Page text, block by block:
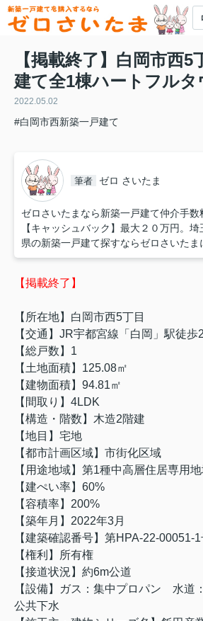
【掲載終了】白岡市西5
建て全1棟ハートフルタ
2022.05.02
#白岡市西新築一戸建て
筆者 ゼロ さいたま
ゼロさいたまなら新築一戸建て仲介手数
【キャッシュバック】最大２０万円。
県の新築一戸建て探すならゼロさいたま
【掲載終了】
【所在地】白岡市西5丁目
【交通】 JR宇都宮線「白岡」駅徒歩
【総戸数】1
【土地面積】125.08㎡
【建物面積】94.81㎡
【間取り】4LDK
【構造・階数】木造2階建
【地目】宅地
【都市計画区域】市街化区域
【用途地域】 第1種中高層住居専用
【建ぺい率】60%
【容積率】200%
【築年月】2022年3月
【建築確認番号】 第HPA-22-00051-1
【権利】所有権
【接道状況】約6m公道
【設備】ガス：集中プロパン 水道
公共下水